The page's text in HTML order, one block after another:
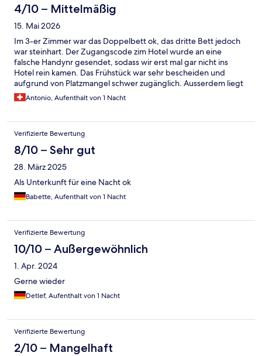
4/10 – Mittelmäßig
15. Mai 2026
Im 3-er Zimmer war das Doppelbett ok, das dritte Bett jedoch
war steinhart. Der Zugangscode zim Hotel wurde an eine
falsche Handynr gesendet, sodass wir erst mal gar nicht ins
Hotel rein kamen. Das Frühstück war sehr bescheiden und
aufgrund von Platzmangel schwer zugänglich. Ausserdem liegt
das Hotel direkt an der Autobahn, was man im Zimmer sehr gut
hören kann.
Antonio, Aufenthalt von 1 Nacht
Verifizierte Bewertung
8/10 – Sehr gut
28. März 2025
Als Unterkunft für eine Nacht ok
Babette, Aufenthalt von 1 Nacht
Verifizierte Bewertung
10/10 – Außergewöhnlich
1. Apr. 2024
Gerne wieder
Detlef, Aufenthalt von 1 Nacht
Verifizierte Bewertung
2/10 – Mangelhaft